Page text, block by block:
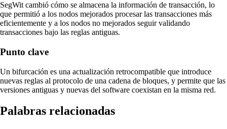
SegWit cambió cómo se almacena la información de transacción, lo
que permitió a los nodos mejorados procesar las transacciones más
eficientemente y a los nodos no mejorados seguir validando
transacciones bajo las reglas antiguas.
Punto clave
Un bifurcación es una actualización retrocompatible que introduce
nuevas reglas al protocolo de una cadena de bloques, y permite que las
versiones antiguas y nuevas del software coexistan en la misma red.
Palabras relacionadas